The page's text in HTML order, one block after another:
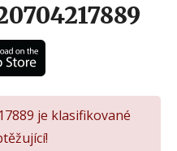
je klasifikované